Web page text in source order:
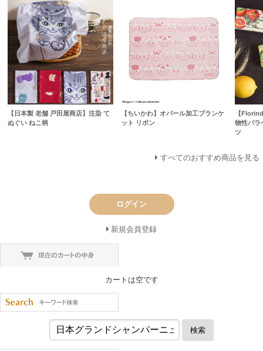
【日本製 老舗 戸田屋商店】注染 て
ぬぐい ねこ柄
【ちいかわ】オパール加工ブランケ
ット リボン
【
物性パ
ツ
すべてのおすすめ商品を見る
ログイン
新規会員登録
カートは空です
検索